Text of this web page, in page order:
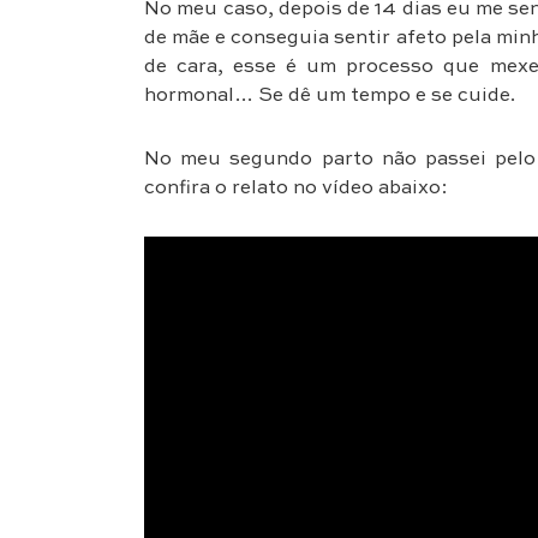
No meu caso, depois de 14 dias eu me
de mãe e conseguia sentir afeto pela
de cara, esse é um processo que
hormonal… Se dê um tempo e se cuide.
No meu segundo parto não passei
confira o relato no vídeo abaixo: